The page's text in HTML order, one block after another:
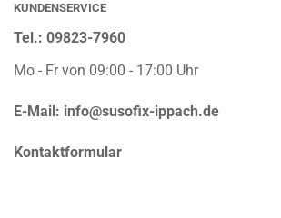
KUNDENSERVICE
Tel.: 09823-7960
Mo - Fr von 09:00 - 17:00 Uhr
E-Mail: info@susofix-ippach.de
Kontaktformular